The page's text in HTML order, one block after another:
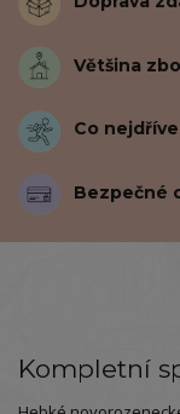
Většina
Co
Bezpečné
Kompletní